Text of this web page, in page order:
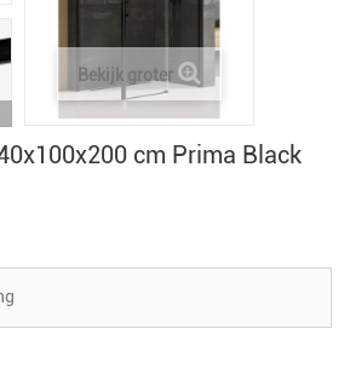
Bekijk groter
cm Prima Black